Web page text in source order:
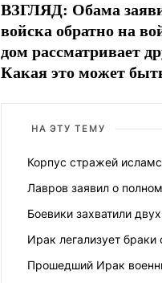
ВЗГЛЯД: Обама
войска обратно на
дом рассматривает
Какая это может
НА ЭТУ ТЕМУ
Корпус стражей
Лавров заявил о
Боевики захватили
Ирак легализует браки
Прошедший Ирак